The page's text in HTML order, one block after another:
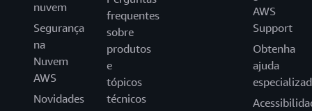
nuvem
Segurança
na
Nuvem
AWS
Novidades
frequentes
sobre
produtos
e
tópicos
técnicos
AWS
Support
Obtenha
ajuda